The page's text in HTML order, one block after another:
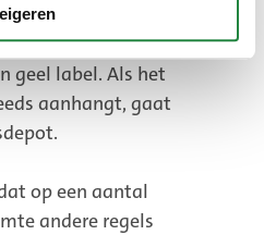
op de fiets.
Een
geel label. Als het
aanhangt, gaat
op een aantal
andere regels